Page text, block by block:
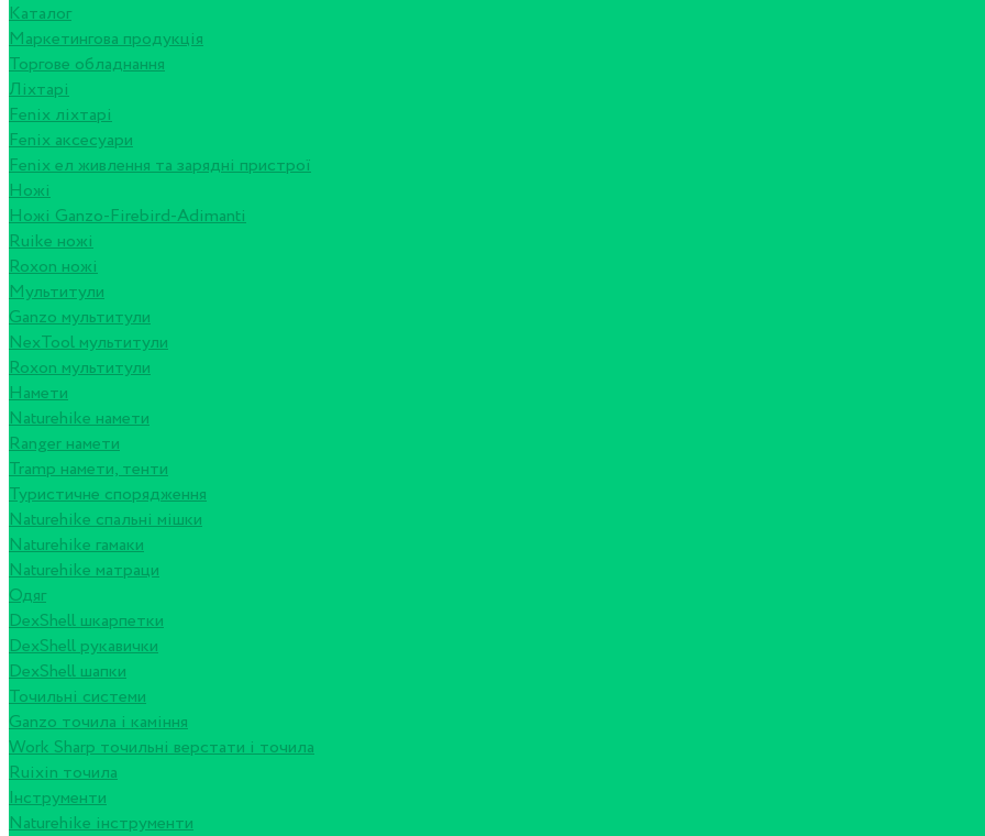
Каталог
Маркетингова продукція
Торгове обладнання
Ліхтарі
Fenix ліхтарі
Fenix аксесуари
Fenix ел живлення та зарядні пристрої
Ножі
Ножі Ganzo-Firebird-Adimanti
Ruike ножі
Roxon ножi
Мультитули
Ganzo мультитули
NexTool мультитули
Roxon мультитули
Намети
Naturehike намети
Ranger намети
Tramp намети, тенти
Туристичне спорядження
Naturehike спальні мішки
Naturehike гамаки
Naturehike матраци
Одяг
DexShell шкарпетки
DexShell рукавички
DexShell шапки
Точильні системи
Ganzo точила і каміння
Work Sharp точильні верстати і точила
Ruixin точила
Інструменти
Naturehike інструменти